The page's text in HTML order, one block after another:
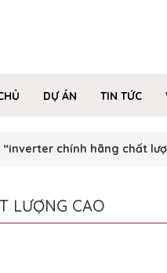
DỰ ÁN TIN TỨC
chính hãng chất
LƯỢNG CAO